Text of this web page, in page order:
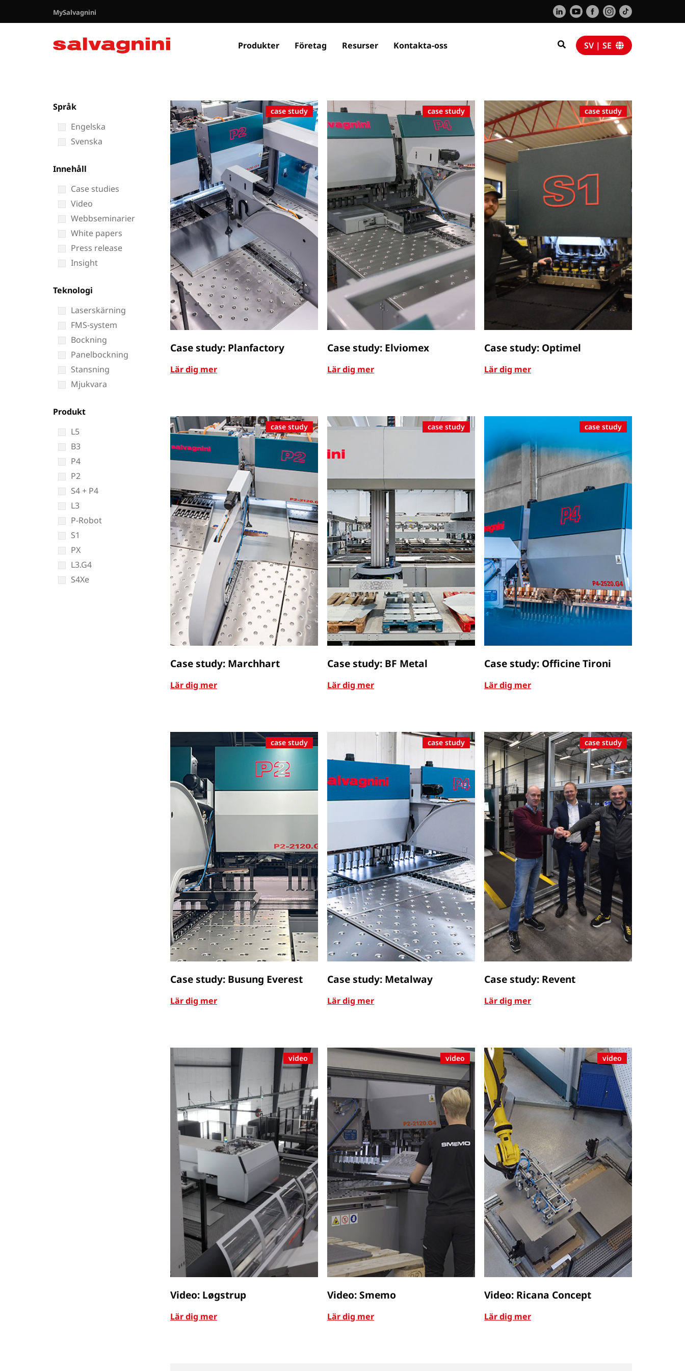
MySalvagnini
Produkter Företag Resurser Kontakta-oss SV | SE
Språk
Engelska
Svenska
Innehåll
Case studies
Video
Webbseminarier
White papers
Press release
Insight
Teknologi
Laserskärning
FMS-system
Bockning
Panelbockning
Stansning
Mjukvara
Produkt
L5
B3
P4
P2
S4 + P4
L3
P-Robot
S1
PX
L3.G4
S4Xe
case study
Case study: Planfactory
Lär dig mer
case study
Case study: Elviomex
Lär dig mer
case study
Case study: Optimel
Lär dig mer
case study
Case study: Marchhart
Lär dig mer
case study
Case study: BF Metal
Lär dig mer
case study
Case study: Officine Tironi
Lär dig mer
case study
Case study: Busung Everest
Lär dig mer
case study
Case study: Metalway
Lär dig mer
case study
Case study: Revent
Lär dig mer
video
Video: Løgstrup
Lär dig mer
video
Video: Smemo
Lär dig mer
video
Video: Ricana Concept
Lär dig mer